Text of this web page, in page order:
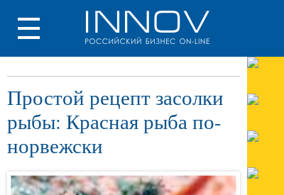
Простой рецепт засолки
рыбы: Красная рыба по-
норвежски